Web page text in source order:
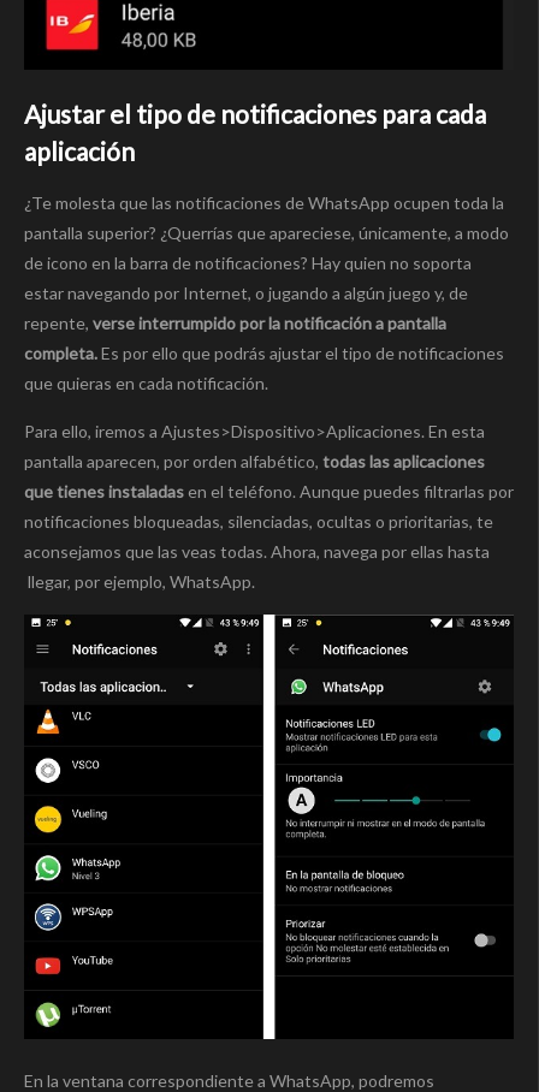
Ajustar el tipo de notificaciones para cada
aplicación
¿Te molesta que las notificaciones de WhatsApp ocupen toda la
pantalla superior? ¿Querrías que apareciese, únicamente, a modo
de icono en la barra de notificaciones? Hay quien no soporta
estar navegando por Internet, o jugando a algún juego y, de
repente, verse interrumpido por la notificación a pantalla
completa.Es por ello que podrás ajustar el tipo de notificaciones
que quieras en cada notificación.
Para ello, iremos a Ajustes>Dispositivo>Aplicaciones. En esta
pantalla aparecen, por orden alfabético, todas las aplicaciones
que tienes instaladasen el teléfono. Aunque puedes filtrarlas por
notificaciones bloqueadas, silenciadas, ocultas o prioritarias, te
aconsejamos que las veas todas. Ahora, navega por ellas hasta
llegar, por ejemplo, WhatsApp.
En la ventana correspondiente a WhatsApp, podremos